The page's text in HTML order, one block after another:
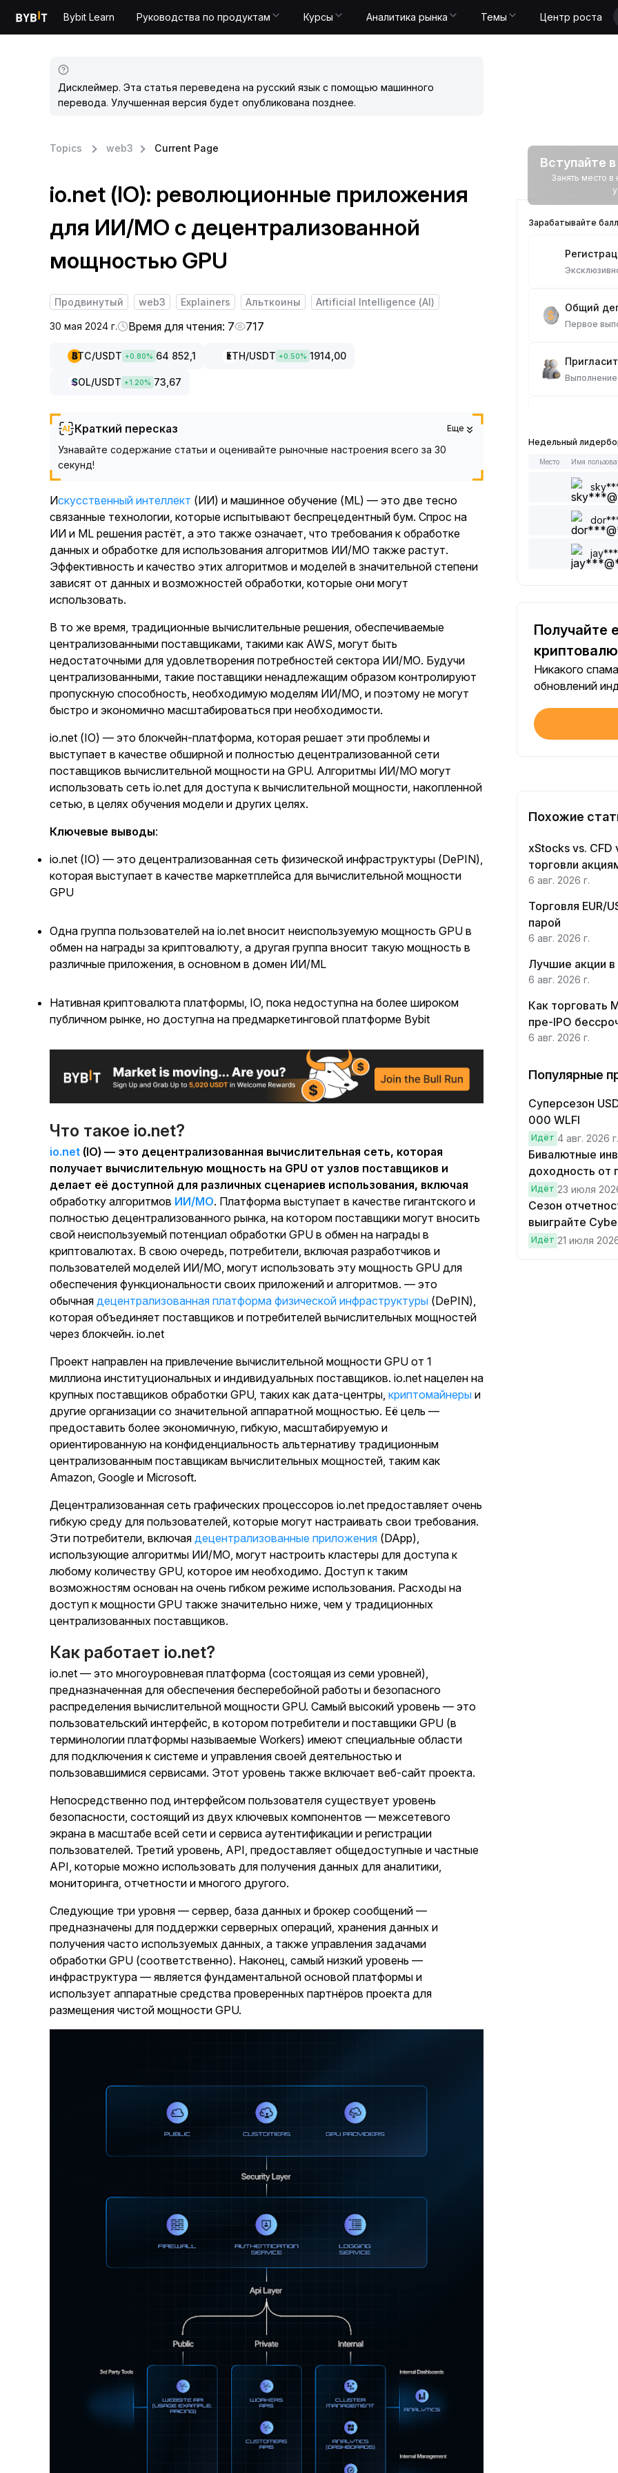
Bybit Learn Руководства по продуктам Курсы Аналитика рынка Темы Центр роста
Дисклеймер. Эта статья переведена на русский язык с помощью машинного
перевода. Улучшенная версия будет опубликована позднее.
Topics web3 Current Page
io.net (IO): революционные приложения
для ИИ/МО с децентрализованной
мощностью GPU
Продвинутый web3 Explainers Альткоины Artificial Intelligence (AI)
30 мая 2024 г. Время для чтения: 7 717
BTC/USDT +0.80% 64 852,1 ETH/USDT +0.50% 1914,00
SOL/USDT +1.20% 73,67
Краткий пересказ Еще
Узнавайте содержание статьи и оценивайте рыночные настроения всего за 30
секунд!
Искусственный интеллект (ИИ) и машинное обучение (ML) — это две тесно
связанные технологии, которые испытывают беспрецедентный бум. Спрос на
ИИ и ML решения растёт, а это также означает, что требования к обработке
данных и обработке для использования алгоритмов ИИ/МО также растут.
Эффективность и качество этих алгоритмов и моделей в значительной степени
зависят от данных и возможностей обработки, которые они могут
использовать.
В то же время, традиционные вычислительные решения, обеспечиваемые
централизованными поставщиками, такими как AWS, могут быть
недостаточными для удовлетворения потребностей сектора ИИ/МО. Будучи
централизованными, такие поставщики ненадлежащим образом контролируют
пропускную способность, необходимую моделям ИИ/МО, и поэтому не могут
быстро и экономично масштабироваться при необходимости.
io.net (IO) — это блокчейн-платформа, которая решает эти проблемы и
выступает в качестве обширной и полностью децентрализованной сети
поставщиков вычислительной мощности на GPU. Алгоритмы ИИ/МО могут
использовать сеть io.net для доступа к вычислительной мощности, накопленной
сетью, в целях обучения модели и других целях.
Ключевые выводы:
io.net (IO) — это децентрализованная сеть физической инфраструктуры (DePIN),
которая выступает в качестве маркетплейса для вычислительной мощности
GPU
Одна группа пользователей на io.net вносит неиспользуемую мощность GPU в
обмен на награды за криптовалюту, а другая группа вносит такую мощность в
различные приложения, в основном в домен ИИ/ML
Нативная криптовалюта платформы, IO, пока недоступна на более широком
публичном рынке, но доступна на предмаркетинговой платформе Bybit
Что такое io.net?
io.net (IO) — это децентрализованная вычислительная сеть, которая
получает вычислительную мощность на GPU от узлов поставщиков и
делает её доступной для различных сценариев использования, включая
обработку алгоритмов ИИ/МО. Платформа выступает в качестве гигантского и
полностью децентрализованного рынка, на котором поставщики могут вносить
свой неиспользуемый потенциал обработки GPU в обмен на награды в
криптовалютах. В свою очередь, потребители, включая разработчиков и
пользователей моделей ИИ/МО, могут использовать эту мощность GPU для
обеспечения функциональности своих приложений и алгоритмов. — это
обычная децентрализованная платформа физической инфраструктуры (DePIN),
которая объединяет поставщиков и потребителей вычислительных мощностей
через блокчейн. io.net
Проект направлен на привлечение вычислительной мощности GPU от 1
миллиона институциональных и индивидуальных поставщиков. io.net нацелен на
крупных поставщиков обработки GPU, таких как дата-центры, криптомайнеры и
другие организации со значительной аппаратной мощностью. Её цель —
предоставить более экономичную, гибкую, масштабируемую и
ориентированную на конфиденциальность альтернативу традиционным
централизованным поставщикам вычислительных мощностей, таким как
Amazon, Google и Microsoft.
Децентрализованная сеть графических процессоров io.net предоставляет очень
гибкую среду для пользователей, которые могут настраивать свои требования.
Эти потребители, включая децентрализованные приложения (DApp),
использующие алгоритмы ИИ/МО, могут настроить кластеры для доступа к
любому количеству GPU, которое им необходимо. Доступ к таким
возможностям основан на очень гибком режиме использования. Расходы на
доступ к мощности GPU также значительно ниже, чем у традиционных
централизованных поставщиков.
Как работает io.net?
io.net — это многоуровневая платформа (состоящая из семи уровней),
предназначенная для обеспечения бесперебойной работы и безопасного
распределения вычислительной мощности GPU. Самый высокий уровень — это
пользовательский интерфейс, в котором потребители и поставщики GPU (в
терминологии платформы называемые Workers) имеют специальные области
для подключения к системе и управления своей деятельностью и
пользовавшимися сервисами. Этот уровень также включает веб-сайт проекта.
Непосредственно под интерфейсом пользователя существует уровень
безопасности, состоящий из двух ключевых компонентов — межсетевого
экрана в масштабе всей сети и сервиса аутентификации и регистрации
пользователей. Третий уровень, API, предоставляет общедоступные и частные
API, которые можно использовать для получения данных для аналитики,
мониторинга, отчетности и многого другого.
Следующие три уровня — сервер, база данных и брокер сообщений —
предназначены для поддержки серверных операций, хранения данных и
получения часто используемых данных, а также управления задачами
обработки GPU (соответственно). Наконец, самый низкий уровень —
инфраструктура — является фундаментальной основой платформы и
использует аппаратные средства проверенных партнёров проекта для
размещения чистой мощности GPU.
Вступайте
Занять место
Зарабатывайте
Общий
Первое
Торговый
Торговый
Недельный
Место Имя
Получайте
Никакого
обновлений
Похожие
xStocks vs.
торговли
6 авг. 2026 г.
Торговля EUR/
парой
6 авг. 2026 г.
Лучшие акции
6 авг. 2026 г.
Как торговать
пре-IPO
6 авг. 2026 г.
Популярные
Суперсезон
000 WLFI
Идёт 4 авг. 2026 г.
Бивалютные
доходность от
Идёт 23 июля
Сезон
выиграйте
Идёт 21 июля